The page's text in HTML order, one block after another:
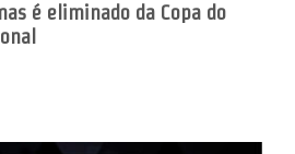
é eliminado da Copa do